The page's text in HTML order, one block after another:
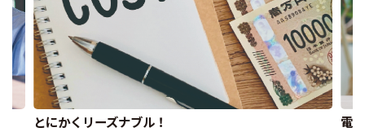
とにかくリーズナブル！ 電